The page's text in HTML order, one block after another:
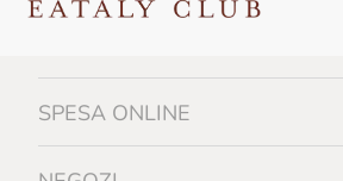
SPESA ONLINE